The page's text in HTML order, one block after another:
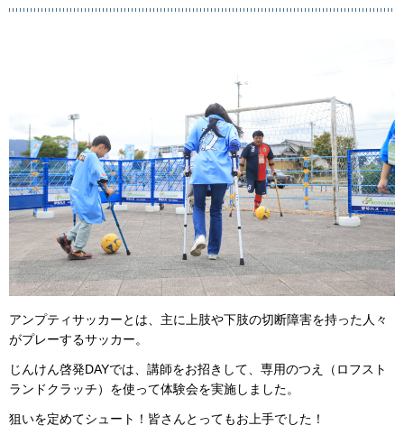
アンプティサッカーとは、主に上肢や下肢の切断障害を持った人々
がプレーするサッカー。
じんけん啓発DAYでは、講師をお招きして、専用のつえ（ロフスト
ランドクラッチ）を使って体験会を実施しました。
狙いを定めてシュート！皆さんとってもお上手でした！